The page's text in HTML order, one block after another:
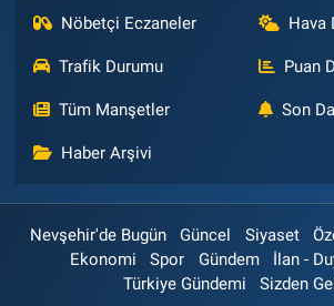
Nöbetçi Eczaneler Hava
Trafik Durumu Puan
Tüm Manşetler Son
Haber Arşivi
Nevşehir'de Bugün Güncel Siyaset
Ekonomi
Spor Gündem
İlan -
Türkiye Gündemi
Sizden